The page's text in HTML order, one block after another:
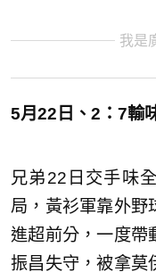
我是
5月22日、2：7輸
兄弟22日交手味
局，黃衫軍靠外野
進超前分，一度帶
振昌失守，被拿莫